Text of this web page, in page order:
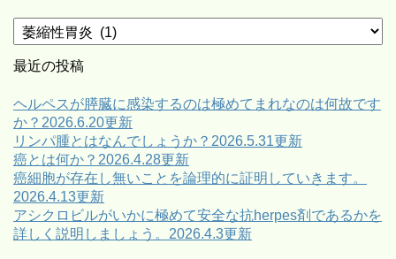
カ
テ
ゴ
ー
最近の投稿
ヘルペスが膵臓に感染するのは極めてまれなのは何故です
か？2026.6.20更新
リンパ腫とはなんでしょうか？2026.5.31更新
癌とは何か？2026.4.28更新
癌細胞が存在し無いことを論理的に証明していきます。
2026.4.13更新
アシクロビルがいかに極めて安全な抗herpes剤であるかを
詳しく説明しましょう。2026.4.3更新